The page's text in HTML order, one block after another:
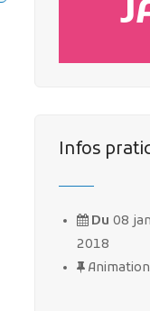
Infos
Du 08
2018